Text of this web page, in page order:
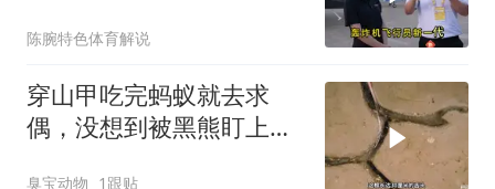
陈腕特色体育解说
穿山甲吃完蚂蚁就去求
偶，没想到被黑熊盯上
臭宝动物 1跟贴